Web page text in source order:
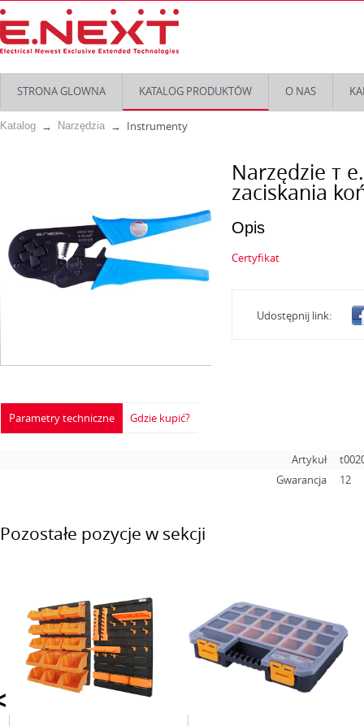
STRONA GLOWNA KATALOG PRODUKTÓW O NAS
Katalog Narzędzia Instrumenty
Narzędzie т
zaciskania
Opis
Certyfikat
Udostępnij link:
Parametry techniczne
Artykuł
Gwarancja
12
Gdzie kupić?
Pozostałe pozycje w sekcji